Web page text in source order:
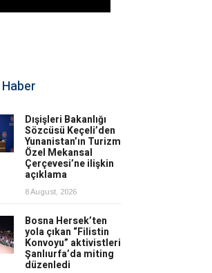
Dışişleri Bakanlığı
Sözcüsü Keçeli’den
Yunanistan’ın Turizm
Özel Mekansal
Çerçevesi’ne ilişkin
açıklama
8 August, 2026
Bosna Hersek’ten
yola çıkan “Filistin
Konvoyu” aktivistleri
Şanlıurfa’da miting
düzenledi